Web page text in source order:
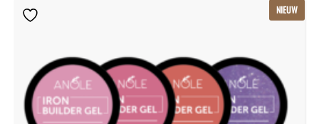
NIEUW